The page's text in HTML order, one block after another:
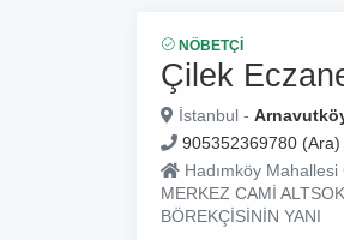
NÖBETÇI
Çilek
İstanbul -
905352369780 (Ara)
Hadımköy
MERKEZ CAMİ
BÖREKÇİSİNİN YANI